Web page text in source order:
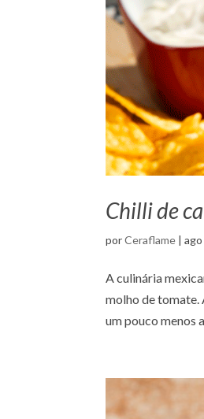
Chilli de
porCeraflame |
A culinária
molho de tomate.
um pouco menos